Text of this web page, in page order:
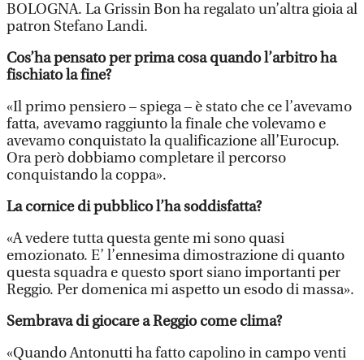
BOLOGNA. La Grissin Bon ha regalato un’altra gioia al
patron Stefano Landi.
Cos’ha pensato per prima cosa quando l’arbitro ha
fischiato la fine?
«Il primo pensiero – spiega – è stato che ce l’avevamo
fatta, avevamo raggiunto la finale che volevamo e
avevamo conquistato la qualificazione all’Eurocup.
Ora però dobbiamo completare il percorso
conquistando la coppa».
La cornice di pubblico l’ha soddisfatta?
«A vedere tutta questa gente mi sono quasi
emozionato. E’ l’ennesima dimostrazione di quanto
questa squadra e questo sport siano importanti per
Reggio. Per domenica mi aspetto un esodo di massa».
Sembrava di giocare a Reggio come clima?
«Quando Antonutti ha fatto capolino in campo venti